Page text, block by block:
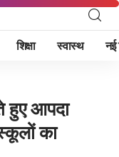
शिक्षा स्वास्थ नई
हुए आपदा
का